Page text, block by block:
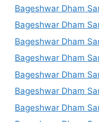
Bageshwar Dham
Bageshwar Dham
Bageshwar Dham
Bageshwar Dham
Bageshwar Dham
Bageshwar Dham
Bageshwar Dham